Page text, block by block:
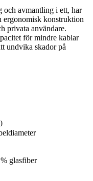
och avmantling i ett, har
ergonomisk konstruktion
privata användare.
för mindre kablar
undvika skador på
glasfiber